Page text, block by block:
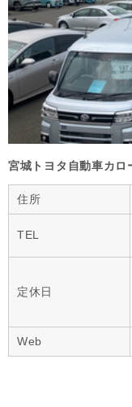
宮城トヨタ自動車カロ
住所
TEL
定休日
Web